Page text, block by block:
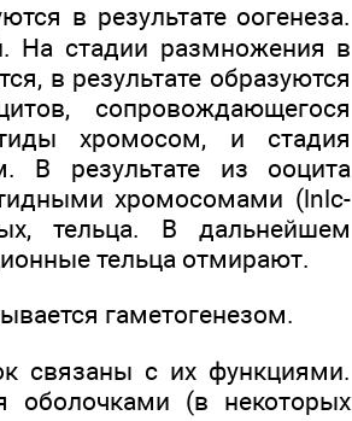
в результате оогенеза.
На стадии размножения в
в результате образуются
сопровождающегося
хромосом, и стадия
В результате из ооцита
хромосомами (lnlc-
тельца. В дальнейшем
тельца отмирают.
гаметогенезом.
связаны с их функциями.
оболочками (в некоторых